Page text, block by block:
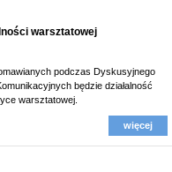
warsztatowej
podczas Dyskusyjnego
będzie działalność
warsztatowej.
więcej